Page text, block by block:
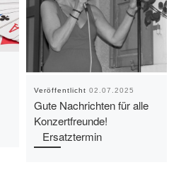
Veröffentlicht 02.07.2025
Gute Nachrichten für alle
Konzertfreunde!
Ersatztermin